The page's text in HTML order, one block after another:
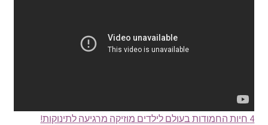
4 חיות החמודות בעולם לילדים מוזיקה מרגיעה לתינוקות!